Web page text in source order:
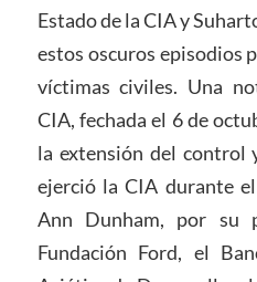
Estado de la CIA y
estos oscuros episodios
víctimas civiles. Una
CIA, fechada el 6 de
la extensión del control
ejerció la CIA durante
Ann Dunham, por su
Fundación Ford, el